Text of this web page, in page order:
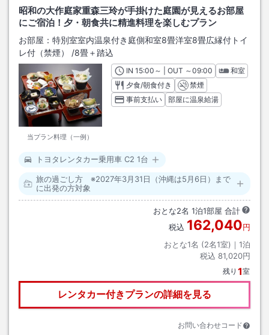
昭和の大作庭家重森三玲が手掛けた庭園が見えるお部屋
にご宿泊！夕・朝食共に精進料理を楽しむプラン
お部屋： 特別室室内温泉付き庭側和室8畳洋室8畳広縁付トイ
レ付（禁煙）
/8畳＋踏込
当プラン料理（一例）
INチェックイン
15:00 ～ | OUT チェックアウト
～09:00
和室
夕食/朝食付き
禁煙
事前支払い
部屋に温泉給湯
トヨタレンタカー乗用車 C2 1台
旅の過ごし方 ※2027年3月31日（沖縄は5月6日）まで
に出発の方対象
おとな2名 1泊1部屋 合計
税込 162,040円
おとな1名 (2名1室)｜ 1泊
税込 81,020円
残り 1室
レンタカー付きプランの詳細を見る
お問い合わせコード